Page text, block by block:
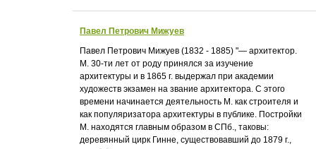
Павел Петрович Мижуев
Павел Петрович Мижуев (1832 - 1885) "— архитектор.
М. 30-ти лет от роду принялся за изучение
архитектуры и в 1865 г. выдержал при академии
художеств экзамен на звание архитектора. С этого
времени начинается деятельность М. как строителя и
как популяризатора архитектуры в публике. Постройки
М. находятся главным образом в СПб., таковы:
деревянный цирк Гинне, существовавший до 1879 г.,